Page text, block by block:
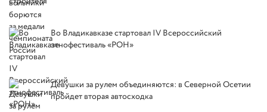
Во Владикавказе стартовал IV Всероссийский
этнофестиваль «РОН»
Девушки за рулем объединяются: в Северной Осетии
пройдет вторая автосходка